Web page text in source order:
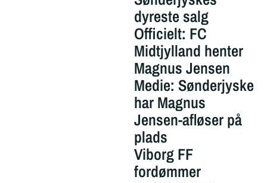
dyreste salg
Officielt: FC
Midtjylland henter
Magnus Jensen
Medie: Sønderjyske
har Magnus
Jensen-afløser på
plads
Viborg FF
fordømmer